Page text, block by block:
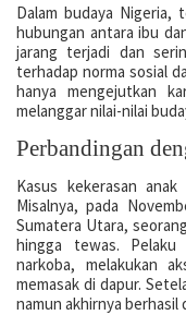
Dalam budaya Nigeria,
hubungan antara ibu
jarang terjadi dan
terhadap norma sosial
hanya mengejutkan
melanggar nilai-nilai
Perbandingan
Kasus kekerasan
Misalnya, pada
Sumatera Utara,
hingga tewas.
narkoba, melakukan
memasak di dapur.
namun akhirnya berhasil